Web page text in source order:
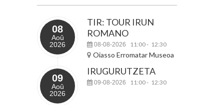
08
Aoû
2026
TIR: TOUR IRUN
ROMANO
08-08-2026 11:00- 12:30
Oiasso Erromatar Museoa
09
Aoû
2026
IRUGURUTZETA
09-08-2026 11:00- 12:30